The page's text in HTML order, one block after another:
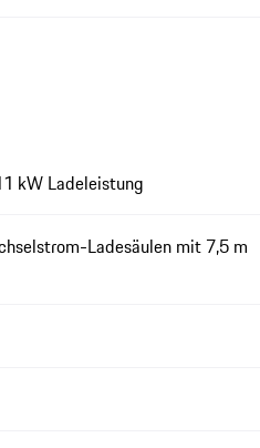
kW Ladeleistung
Ladesäulen mit 7,5 m